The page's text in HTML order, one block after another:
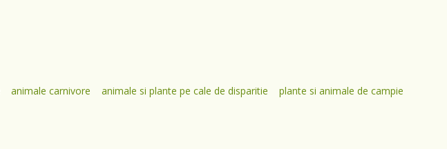
animale carnivore animale si plante pe cale de disparitie
plante si animale de campie